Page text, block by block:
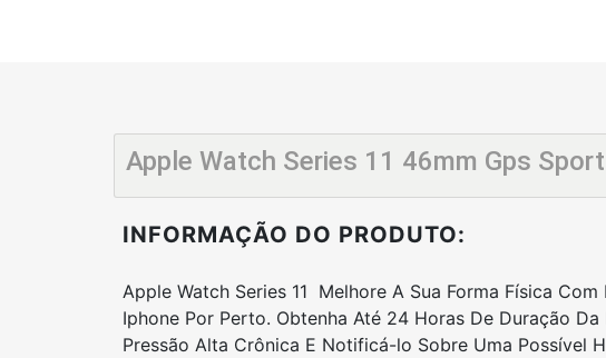
Apple Watch Series 11 46mm Gps
INFORMAÇÃO DO PRODUTO:
Apple Watch Series 11 Melhore A Sua Forma Física
Iphone Por Perto. Obtenha Até 24 Horas De Duração
Pressão Alta Crônica E Notificá-lo Sobre Uma Possível